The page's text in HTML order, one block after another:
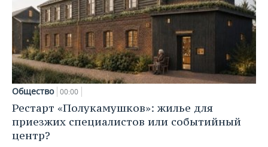
Общество 00:00
Рестарт «Полукамушков»: жилье для
приезжих специалистов или событийный
центр?